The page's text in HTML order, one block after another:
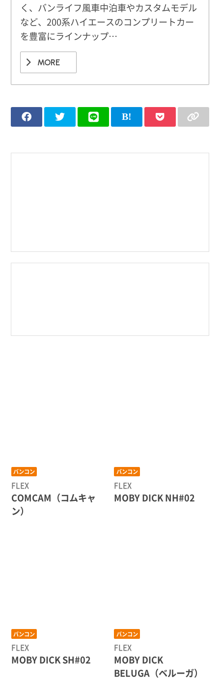
く、バンライフ風車中泊車やカスタムモデル
など、200系ハイエースのコンプリートカー
を豊富にラインナップ…
MORE
バンコン
FLEX
COMCAM（コムキャ
ン）
バンコン
FLEX
MOBY DICK NH#02
バンコン
FLEX
MOBY DICK SH#02
バンコン
FLEX
MOBY DICK
BELUGA（ベルーガ）